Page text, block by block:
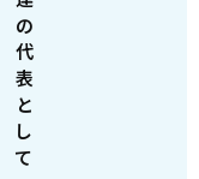
の
代
表
と
し
て